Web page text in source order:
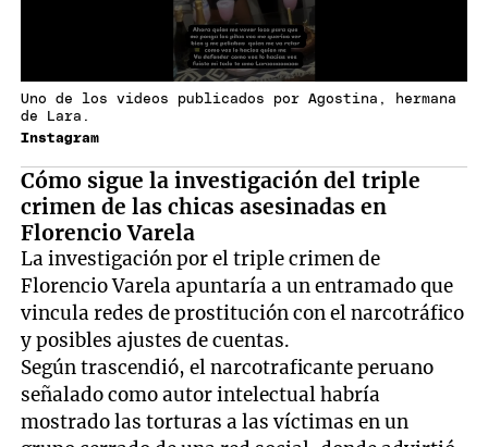
Uno de los videos publicados por Agostina, hermana
de Lara.
Instagram
Cómo sigue la investigación del triple
crimen de las chicas asesinadas en
Florencio Varela
La investigación por el triple crimen de
Florencio Varela apuntaría a un entramado que
vincula redes de prostitución con el narcotráfico
y posibles ajustes de cuentas.
Según trascendió, el narcotraficante peruano
señalado como autor intelectual habría
mostrado las torturas a las víctimas en un